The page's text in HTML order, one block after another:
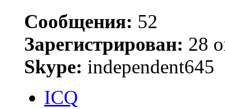
Сообщения: 52
Зарегистрирован: 28
Skype: independent645
ICQ